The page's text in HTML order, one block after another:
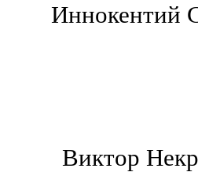
Иннокентий
Виктор